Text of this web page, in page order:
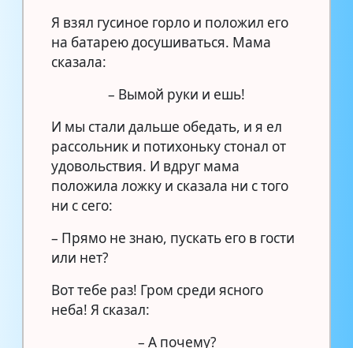
Я взял гусиное горло и положил его
на батарею досушиваться. Мама
сказала:
– Вымой руки и ешь!
И мы стали дальше обедать, и я ел
рассольник и потихоньку стонал от
удовольствия. И вдруг мама
положила ложку и сказала ни с того
ни с сего:
– Прямо не знаю, пускать его в гости
или нет?
Вот тебе раз! Гром среди ясного
неба! Я сказал:
– А почему?